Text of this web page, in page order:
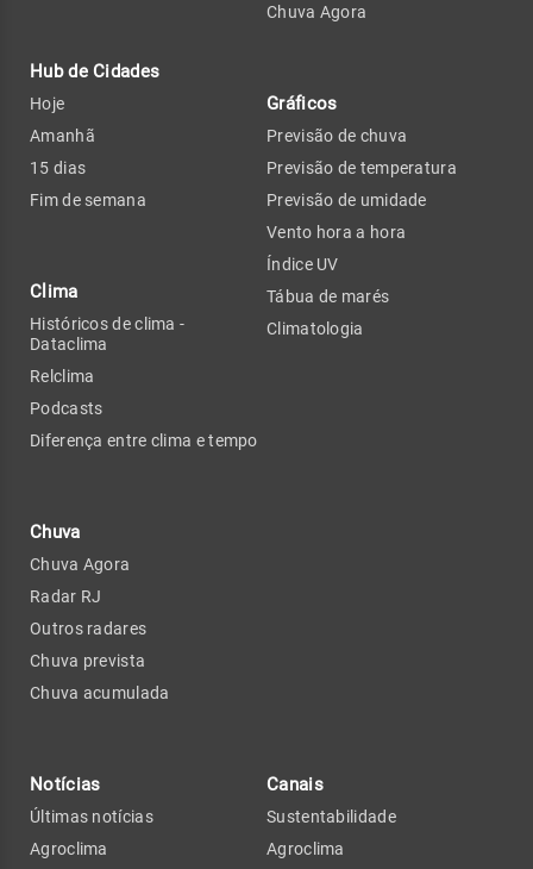
Hub de Cidades
Hoje
Amanhã
15 dias
Fim de semana
Clima
Históricos de clima -
Dataclima
Relclima
Podcasts
Diferença entre clima e tempo
Chuva
Chuva Agora
Radar RJ
Outros radares
Chuva prevista
Chuva acumulada
Chuva Agora
Gráficos
Previsão de chuva
Previsão de temperatura
Previsão de umidade
Vento hora a hora
Índice UV
Tábua de marés
Climatologia
Notícias
Últimas notícias
Agroclima
Canais
Sustentabilidade
Agroclima